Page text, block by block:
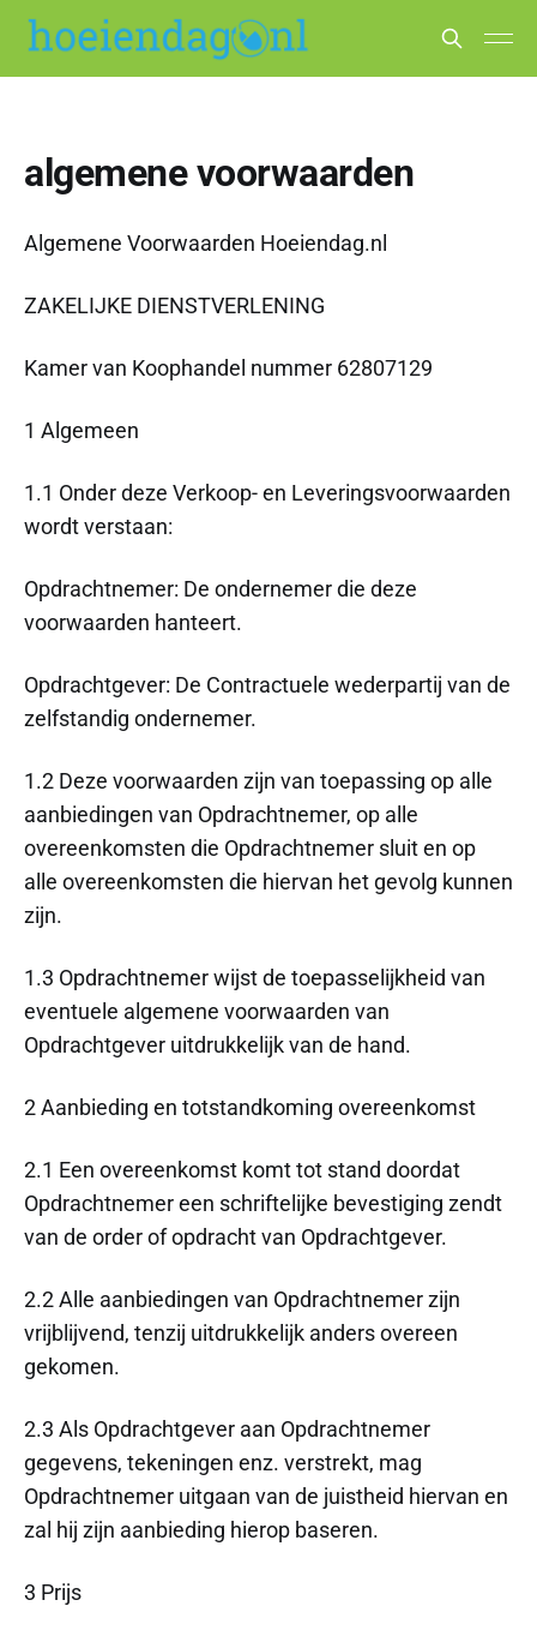
algemene voorwaarden
Algemene Voorwaarden Hoeiendag.nl
ZAKELIJKE DIENSTVERLENING
Kamer van Koophandel nummer 62807129
1 Algemeen
1.1 Onder deze Verkoop- en Leveringsvoorwaarden
wordt verstaan:
Opdrachtnemer: De ondernemer die deze
voorwaarden hanteert.
Opdrachtgever: De Contractuele wederpartij van de
zelfstandig ondernemer.
1.2 Deze voorwaarden zijn van toepassing op alle
aanbiedingen van Opdrachtnemer, op alle
overeenkomsten die Opdrachtnemer sluit en op
alle overeenkomsten die hiervan het gevolg kunnen
zijn.
1.3 Opdrachtnemer wijst de toepasselijkheid van
eventuele algemene voorwaarden van
Opdrachtgever uitdrukkelijk van de hand.
2 Aanbieding en totstandkoming overeenkomst
2.1 Een overeenkomst komt tot stand doordat
Opdrachtnemer een schriftelijke bevestiging zendt
van de order of opdracht van Opdrachtgever.
2.2 Alle aanbiedingen van Opdrachtnemer zijn
vrijblijvend, tenzij uitdrukkelijk anders overeen
gekomen.
2.3 Als Opdrachtgever aan Opdrachtnemer
gegevens, tekeningen enz. verstrekt, mag
Opdrachtnemer uitgaan van de juistheid hiervan en
zal hij zijn aanbieding hierop baseren.
3 Prijs